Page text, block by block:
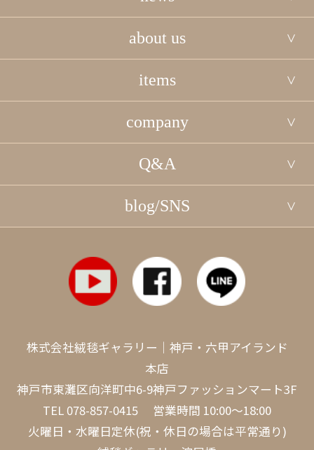
about us
items
company
Q&A
blog/SNS
株式会社絨毯ギャラリー｜神戸・六甲アイランド
本店
神戸市東灘区向洋町中6-9神戸ファッションマート3F
TEL 078-857-0415 営業時間 10:00～18:00
火曜日・水曜日定休(祝・休日の場合は平常通り)